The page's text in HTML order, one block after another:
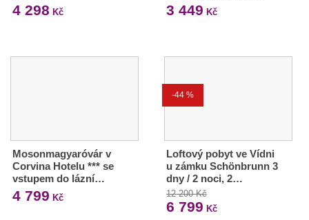
4 298 Kč 3 449 Kč
Mosonmagyaróvár v
Corvina Hotelu *** se
vstupem do lázní…
4 799 Kč
-44 %
Loftový pobyt ve Vídni
u zámku Schönbrunn 3
dny / 2 noci, 2…
12 200 Kč
6 799 Kč